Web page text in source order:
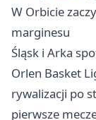
W Orbicie
marginesu
Śląsk i Arka
Orlen Basket
rywalizacji po
pierwsze